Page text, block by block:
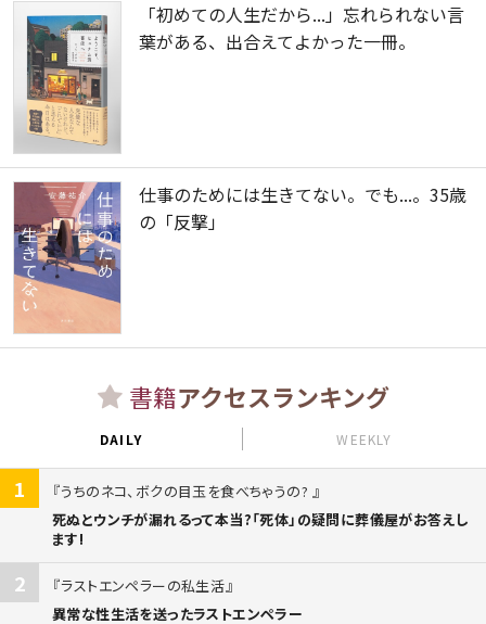
「初めての人生だから...」忘れられない言
葉がある、出合えてよかった一冊。
仕事のためには生きてない。でも...。35歳
の「反撃」
書籍アクセスランキング
DAILY WEEKLY
1
うちのネコ、ボクの目玉を食べちゃうの?
死ぬとウンチが漏れるって本当?「死体」の疑問に葬儀屋がお答えし
ます!
2
ラストエンペラーの私生活
異常な性生活を送ったラストエンペラー